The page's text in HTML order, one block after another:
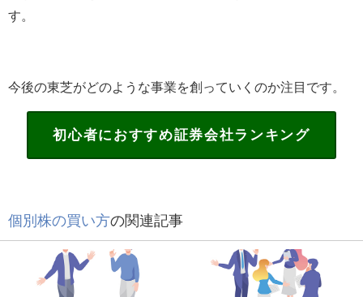
す。
今後の東芝がどのような事業を創っていくのか注目です。
初心者におすすめ証券会社ランキング
個別株の買い方の関連記事